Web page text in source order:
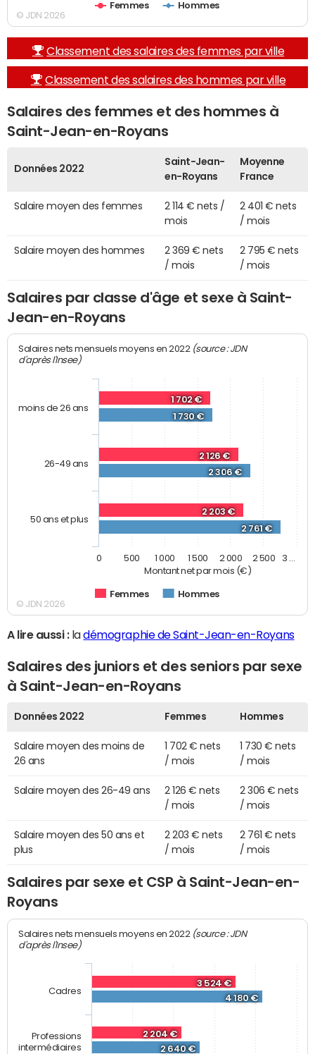
Femmes
Hommes
© JDN 2026
Classement des salaires des femmes par ville
Classement des salaires des hommes par ville
Salaires des femmes et des hommes à
Saint-Jean-en-Royans
Données 2022
Saint-Jean-
en-Royans
Moyenne
France
Salaire moyen des femmes
2 114 € nets /
mois
2 401 € nets
/ mois
Salaire moyen des hommes
2 369 € nets
/ mois
2 795 € nets
/ mois
Salaires par classe d'âge et sexe à Saint-
Jean-en-Royans
Montant net par mois (€)
Salaires nets mensuels moyens en 2022 (source : JDN
d'après l'Insee)
1 702 €
2 126 €
2 203 €
1 730 €
2 306 €
2 761 €
Femmes Hommes
moins de 26 ans
26-49 ans
50 ans et plus
0 500 1 000 1 500 2 000 2 500 3 …
© JDN 2026
A lire aussi :ladémographie de Saint-Jean-en-Royans
Salaires des juniors et des seniors par sexe
à Saint-Jean-en-Royans
Données 2022 Femmes Hommes
Salaire moyen des moins de
26 ans
1 702 € nets
/ mois
1 730 € nets
/ mois
Salaire moyen des 26-49 ans
2 126 € nets
/ mois
2 306 € nets
/ mois
Salaire moyen des 50 ans et
plus
2 203 € nets
/ mois
2 761 € nets
/ mois
Salaires par sexe et CSP à Saint-Jean-en-
Royans
Salaires nets mensuels moyens en 2022 (source : JDN
d'après l'Insee)
3 524 €
2 204 €
4 180 €
2 640 €
Cadres
Professions
intermédiaires